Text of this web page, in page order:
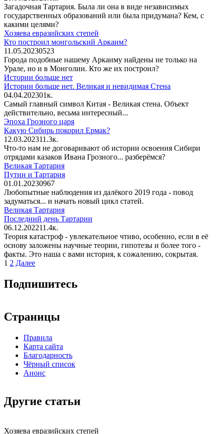
Загадочная Тартария. Была ли она в виде независимых
государственных образований или была придумана? Кем, с
какими целями?
Хозяева евразийских степей
Кто построил монгольский Аркаим?
11.05.20230523
Города подобные нашему Аркаиму найдены не только на
Урале, но и в Монголии. Кто же их построил?
Истории больше нет
Истории больше нет. Великая и невидимая Стена
04.04.202301к.
Самый главный символ Китая - Великая стена. Объект
действительно, весьма интересный...
Эпоха Грозного царя
Какую Сибирь покорил Ермак?
12.03.202311.3к.
Что-то нам не договаривают об истории освоения Сибири
отрядами казаков Ивана Грозного... разберёмся?
Великая Тартария
Путин и Тартария
01.01.20230967
Любопытные наблюдения из далёкого 2019 года - повод
задуматься... и начать новый цикл статей.
Великая Тартария
Последний день Тартарии
06.12.202211.4к.
Теория катастроф - увлекательное чтиво, особенно, если в её
основу заложены научные теории, гипотезы и более того -
факты. Это наша с вами история, к сожалению, сокрытая.
Пагинация
1 2 Далее
Подпишитесь
Страницы
Правила
Карта сайта
Благодарность
Чёрный список
Анонс
Другие статьи
Хозяева евразийских степей